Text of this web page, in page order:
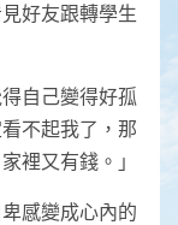
好友跟轉學生
自己變得好孤
不起我了，那
裡又有錢。」
感變成心內的